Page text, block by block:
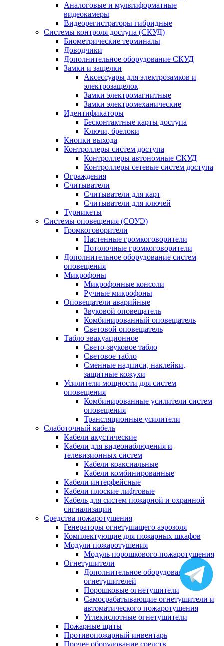
Аналоговые и мультиформатные
видеокамеры
Видеорегистраторы гибридные
Системы контроля доступа (СКУД)
Биометрические терминалы
Доводчики
Дополнительное оборудование СКУД
Замки и защелки
Аксессуары для электрозамков и
электрозащелок
Замки электромагнитные
Замки электромеханические
Идентификаторы
Бесконтактные карты доступа
Ключи, брелоки
Кнопки выхода
Контроллеры систем доступа
Контроллеры автономные СКУД
Контроллеры сетевые систем доступа
Ограждения
Считыватели
Считыватели для карт
Считыватели для ключей
Турникеты
Системы оповещения (СОУЭ)
Громкоговорители
Настенные громкоговорители
Потолочные громкоговорители
Дополнительное оборудование систем
оповещения
Микрофоны
Микрофонные консоли
Ручные микрофоны
Оповещатели аварийные
Звуковой оповещатель
Комбинированный оповещатель
Световой оповещатель
Табло эвакуационное
Свето-звуковое табло
Световое табло
Сменные надписи, наклейки,
защитные кожухи
Усилители мощности для систем
оповещения
Комбинированные усилители систем
оповещения
Трансляционные усилители
Слаботочный кабель
Кабели акустические
Кабели для видеонаблюдения и
телевизионных систем
Кабели коаксиальные
Кабели комбинированные
Кабели интерфейсные
Кабели плоские лифтовые
Кабель для систем пожарной и охранной
сигнализации
Средства пожаротушения
Генераторы огнетушащего аэрозоля
Комплектующие для пожарных шкафов
Модули пожаротушения
Модуль порошкового пожаротушения
Огнетушители
Дополнительное оборудование для
огнетушителей
Порошковые огнетушители
Самосрабатывающие огнетушители и
автоматического пожаротушения
Углекислотные огнетушители
Пожарные щиты
Противопожарный инвентарь
Прочее оборудование средств